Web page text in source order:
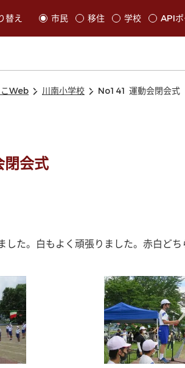
替え
用者の切替が発生します
市民 移住 学校 API
Web 川南小学校 No141 運動会閉会式
会式
した。白もよく頑張りました。赤白どち